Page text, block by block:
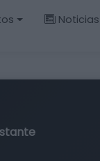
Noticias